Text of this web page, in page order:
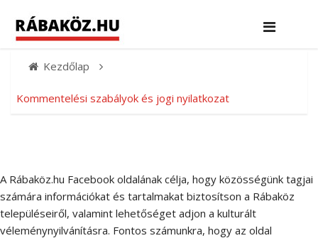
Kezdőlap
Kommentelési szabályok és jogi nyilatkozat
A Rábaköz.hu Facebook oldalának célja, hogy közösségünk tagjai
számára információkat és tartalmakat biztosítson a Rábaköz
településeiről, valamint lehetőséget adjon a kulturált
véleménynyilvánításra. Fontos számunkra, hogy az oldal